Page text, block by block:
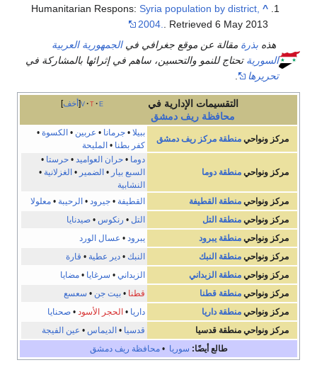
^
Humanitarian Respons:Syria population by district,
2004.
. Retrieved 6 May 2013
هذه بذرة مقالة عن موقع جغرافي فيالجمهورية العربية
السورية تحتاج للنمو والتحسين، ساهم في إثرائها بالمشاركة في
تحريرها
أخف v t e
التقسيمات الإدارية في
محافظة ريف دمشق
مركز ونواحيمنطقة مركز ريف دمشق
ببيلا •جرمانا • عربين • الكسوة •
كفر بطنا • المليحة
مركز ونواحيمنطقة دوما
دوما •حران العواميد •حرستا •
السبع بيار • الضمير • الغزلانية •
النشابية
مركز ونواحيمنطقة القطيفة القطيفة •جيرود • الرحيبة •معلولا
مركز ونواحيمنطقة التل التل • رنكوس •صيدنايا
مركز ونواحيمنطقة يبرود يبرود • عسال الورد
مركز ونواحيمنطقة النبك النبك •دير عطية • قارة
مركز ونواحيمنطقة الزبداني الزبداني • سرغايا •مضايا
مركز ونواحيمنطقة قطنا قطنا •بيت جن • سعسع
مركز ونواحيمنطقة داريا داريا • الحجر الأسود •صحنايا
مركز ونواحيمنطقة قدسيا قدسيا • الديماس • عين الفيجة
طالع أيضًا: سوريا •محافظة ريف دمشق